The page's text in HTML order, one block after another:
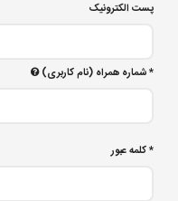
پست الکترونیک
*شماره همراه (نام کاربری)
*کلمه عبور